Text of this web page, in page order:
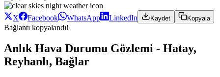
X Facebook WhatsApp LinkedIn Kaydet Kopyala
Bağlantı kopyalandı!
Anlık Hava Durumu Gözlemi - Hatay,
Reyhanlı, Bağlar